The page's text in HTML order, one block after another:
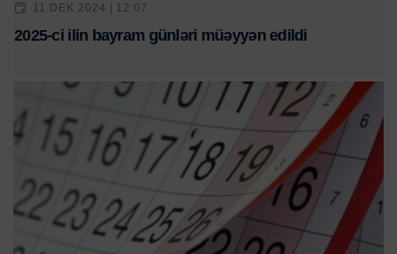
11 DEK 2024 | 12:07
2025-ci ilin bayram günləri müəyyən edildi